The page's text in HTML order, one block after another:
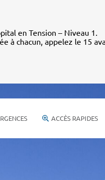
en Tension – Niveau 1.
à chacun, appelez le 15
ACCÈS RAPIDES